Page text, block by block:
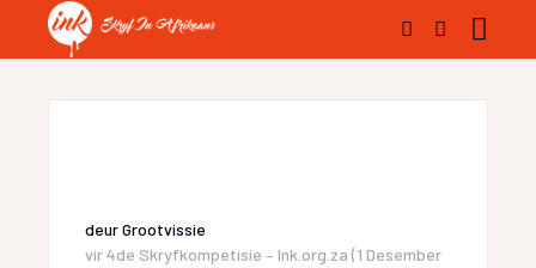
deurGrootvissie
vir4de Skryfkompetisie – Ink.org.za (1 Desember